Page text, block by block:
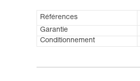
Références
Garantie
Conditionnement